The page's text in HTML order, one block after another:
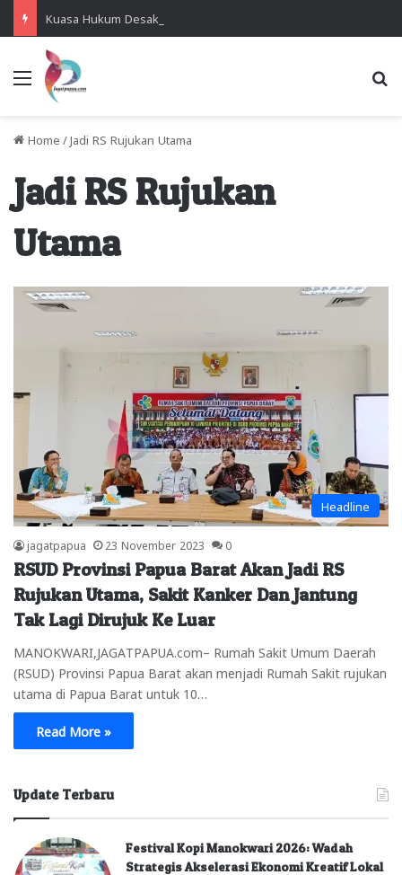
Menu
Home / Jadi RS Rujukan Utama
Jadi RS Rujukan
Utama
Headline
jagatpapua 23 November 2023 0
RSUD Provinsi Papua Barat Akan Jadi RS
Rujukan Utama, Sakit Kanker Dan Jantung
Tak Lagi Dirujuk Ke Luar
MANOKWARI,JAGATPAPUA.com– Rumah Sakit Umum Daerah
(RSUD) Provinsi Papua Barat akan menjadi Rumah Sakit rujukan
utama di Papua Barat untuk 10…
Read More »
Update Terbaru
Festival Kopi Manokwari 2026: Wadah
Strategis Akselerasi Ekonomi Kreatif Lokal